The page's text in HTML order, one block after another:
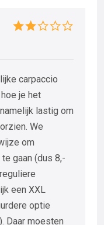
carpaccio
je het
lastig om
We
om
gaan (dus 8,-
een XXL
optie
Daar moesten